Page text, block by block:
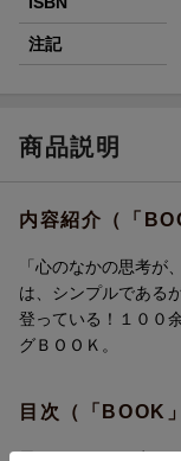
注記
商品説明
内容紹介（「
「心のなかの思考が
は、シンプルである
登っている！１００
グＢＯＯＫ。
目次（「BOOK